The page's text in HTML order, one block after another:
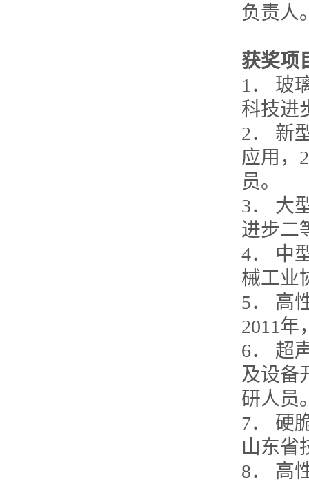
负责人
获奖项
1． 玻
科技进
2． 新
应用，
员。
3． 大
进步二
4． 中
械工业
5． 高
2011年
6． 超
及设备
研人员
7． 硬
山东省
8． 高